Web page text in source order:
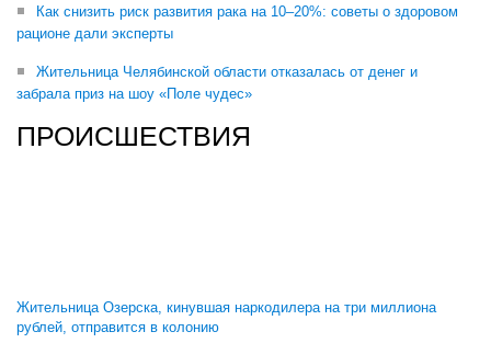
Как снизить риск развития рака на 10–20%: советы о здоровом
рационе дали эксперты
Жительница Челябинской области отказалась от денег и
забрала приз на шоу «Поле чудес»
ПРОИСШЕСТВИЯ
Жительница Озерска, кинувшая наркодилера на три миллиона
рублей, отправится в колонию